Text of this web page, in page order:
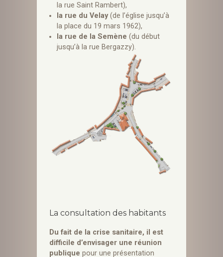
la rue Saint Rambert),
la rue du Velay(de l’église jusqu’à
la place du 19 mars 1962),
la rue de la Semène (du début
jusqu’à la rue Bergazzy).
La consultation des habitants
Du fait de la crise sanitaire, il est
difficile d’envisager une réunion
publique pour une présentation